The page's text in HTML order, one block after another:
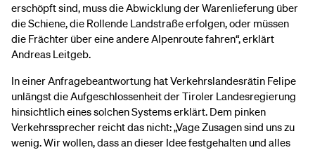
erschöpft sind, muss die Abwicklung der Warenlieferung über
die Schiene, die Rollende Landstraße erfolgen, oder müssen
die Frächter über eine andere Alpenroute fahren“, erklärt
Andreas Leitgeb.
In einer Anfragebeantwortung hat Verkehrslandesrätin Felipe
unlängst die Aufgeschlossenheit der Tiroler Landesregierung
hinsichtlich eines solchen Systems erklärt. Dem pinken
Verkehrssprecher reicht das nicht: „Vage Zusagen sind uns zu
wenig. Wir wollen, dass an dieser Idee festgehalten und alles